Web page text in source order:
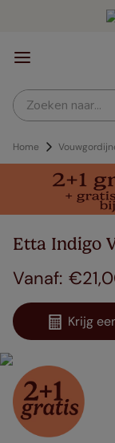
Zoeken naar...
Home
Etta Indigo
€21,
Krijg